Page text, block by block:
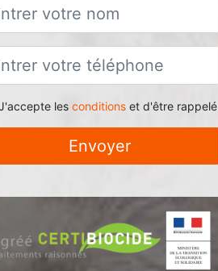
les conditionset d'être rappelé
Envoyer